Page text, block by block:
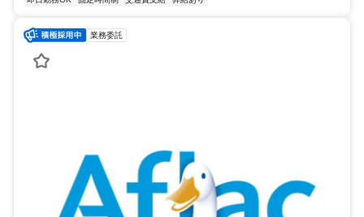
業務委託